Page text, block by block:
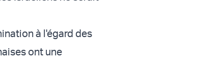
à l'égard des
ont une